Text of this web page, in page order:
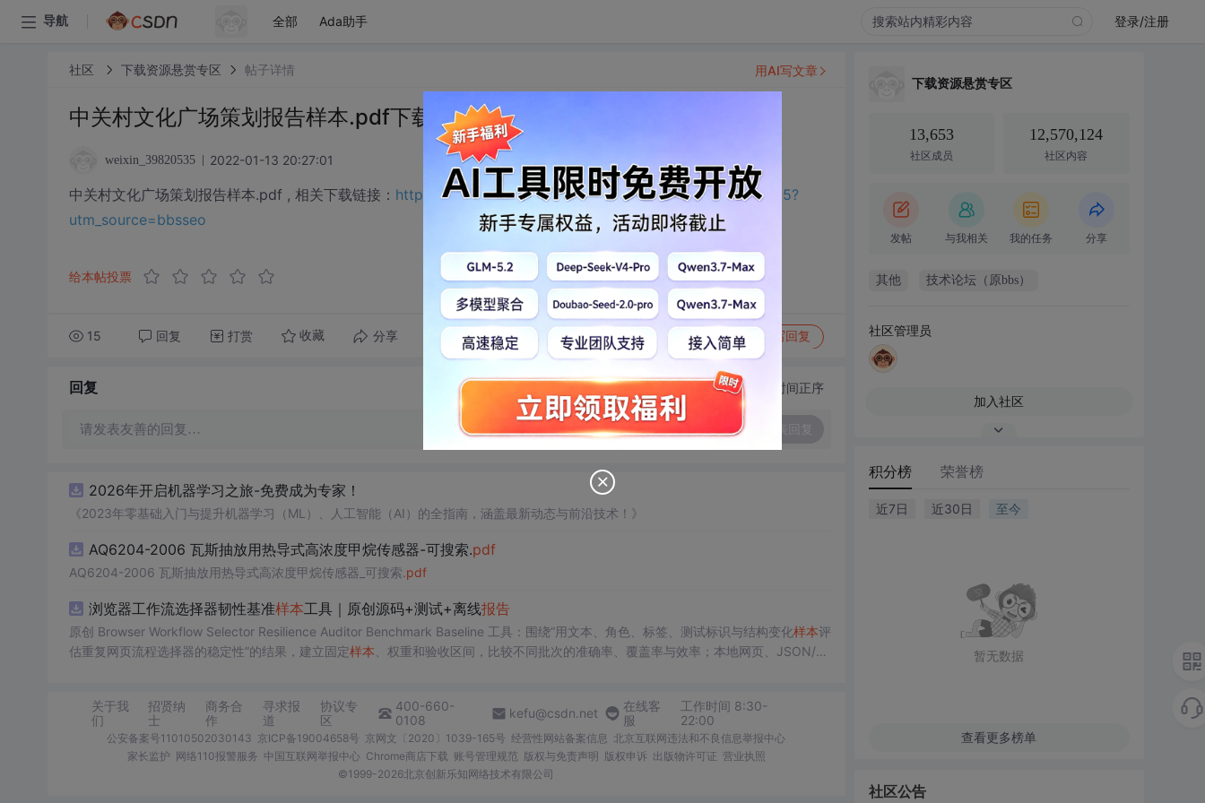
导航 全部 Ada助手 登录/注册
社区 下载资源悬赏专区 帖子详情
中关村文化广场策划报告样本.pdf下载
weixin_39820535 2022-01-13 20:27:01
中关村文化广场策划报告样本.pdf , 相关下载链接： https://download.csdn.net/download/a1336360/33495715?
utm_source=bbsseo
给本帖投票
15 回复 打赏 收藏 分享 转发到动态 举报 写回复
用AI写文章
回复 切换为时间正序
请发表友善的回复…
2026年开启机器学习之旅-免费成为专家！
《2023年零基础入门与提升机器学习（ML）、人工智能（AI）的全指南，涵盖最新动态与前沿技术！》
AQ6204-2006 瓦斯抽放用热导式高浓度甲烷传感器-可搜索.pdf
AQ6204-2006 瓦斯抽放用热导式高浓度甲烷传感器_可搜索. pdf
浏览器工作流选择器韧性基准样本工具｜原创源码+测试+离线报告
原创 Browser Workflow Selector Resilience Auditor Benchmark Baseline 工具：围绕“用文本、角色、标签、测试标识与结构变化样本评
估重复网页流程选择器的稳定性”的结果，建立固定样本 、权重和验收区间，比较不同批次的准确率、覆盖率与效率；本地网页、JSON/H
第三方运行依赖。
关于我
们
招贤纳
士
商务合
作
寻求报
道
协议专
区
400-660-
0108
kefu@csdn.net
在线客
服
工作时间 8:30-
22:00
公安备案号11010502030143 京ICP备19004658号 京网文〔2020〕1039-165号 经营性网站备案信息 北京互联网违法和不良信息举报中心
家长监护 网络110报警服务 中国互联网举报中心 Chrome商店下载 账号管理规范 版权与免责声明 版权申诉 出版物许可证 营业执照
©1999-2026北京创新乐知网络技术有限公司
下载资源悬赏专区
13,653
社区成员
12,570,124
社区内容
发帖 与我相关 我的任务 分享
其他 技术论坛（原bbs）
社区管理员
加入社区
积分榜 荣誉榜
近7日 近30日 至今
暂无数据
查看更多榜单
社区公告